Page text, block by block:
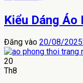
Kiểu Dáng Áo
Đăng vào 20/08/2025
20
Th8